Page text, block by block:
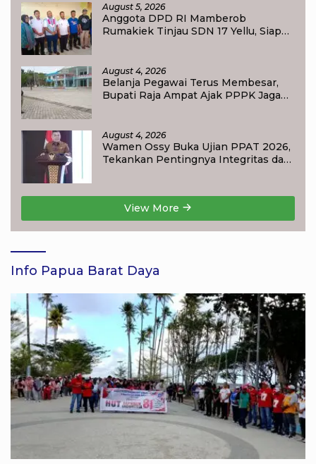
August 5, 2026
Anggota DPD RI Mamberob
Rumakiek Tinjau SDN 17 Yellu, Siap
August 4, 2026
Belanja Pegawai Terus Membesar,
Bupati Raja Ampat Ajak PPPK Jaga
August 4, 2026
Wamen Ossy Buka Ujian PPAT 2026,
Tekankan Pentingnya Integritas dan
View More
Info Papua Barat Daya